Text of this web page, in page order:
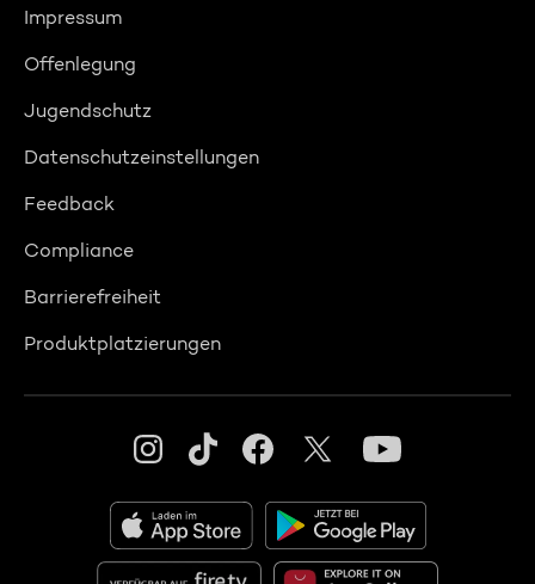
Impressum
Offenlegung
Jugendschutz
Datenschutzeinstellungen
Feedback
Compliance
Barrierefreiheit
Produktplatzierungen